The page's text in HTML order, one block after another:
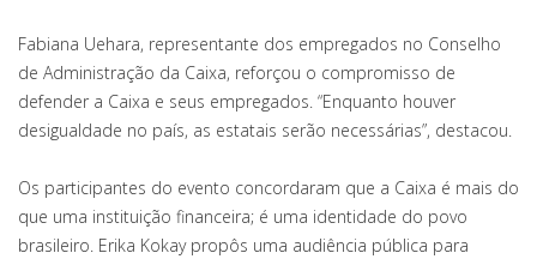
Fabiana Uehara, representante dos empregados no Conselho
de Administração da Caixa, reforçou o compromisso de
defender a Caixa e seus empregados. “Enquanto houver
desigualdade no país, as estatais serão necessárias”, destacou.
Os participantes do evento concordaram que a Caixa é mais do
que uma instituição financeira; é uma identidade do povo
brasileiro. Erika Kokay propôs uma audiência pública para